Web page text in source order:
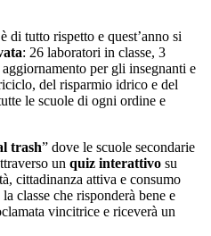
è di tutto rispetto e quest’anno si
: 26 laboratori in classe, 3
per gli insegnanti e
del risparmio idrico e del
le scuole di ogni ordine e
trash” dove le scuole secondarie
un quiz interattivo su
cittadinanza attiva e consumo
classe che risponderà bene e
vincitrice e riceverà un